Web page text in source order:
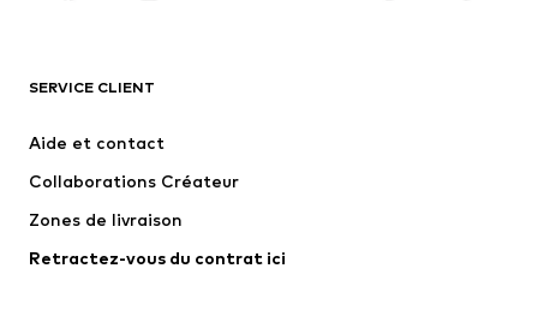
Nouveautés
Lingerie
Manteaux
Jupes
SERVICE CLIENT
Aide et contact
Collaborations Créateur
Zones de livraison
Retractez-vous du contrat ici